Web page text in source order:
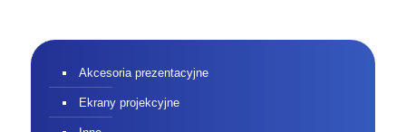
Akcesoria prezentacyjne
Ekrany projekcyjne